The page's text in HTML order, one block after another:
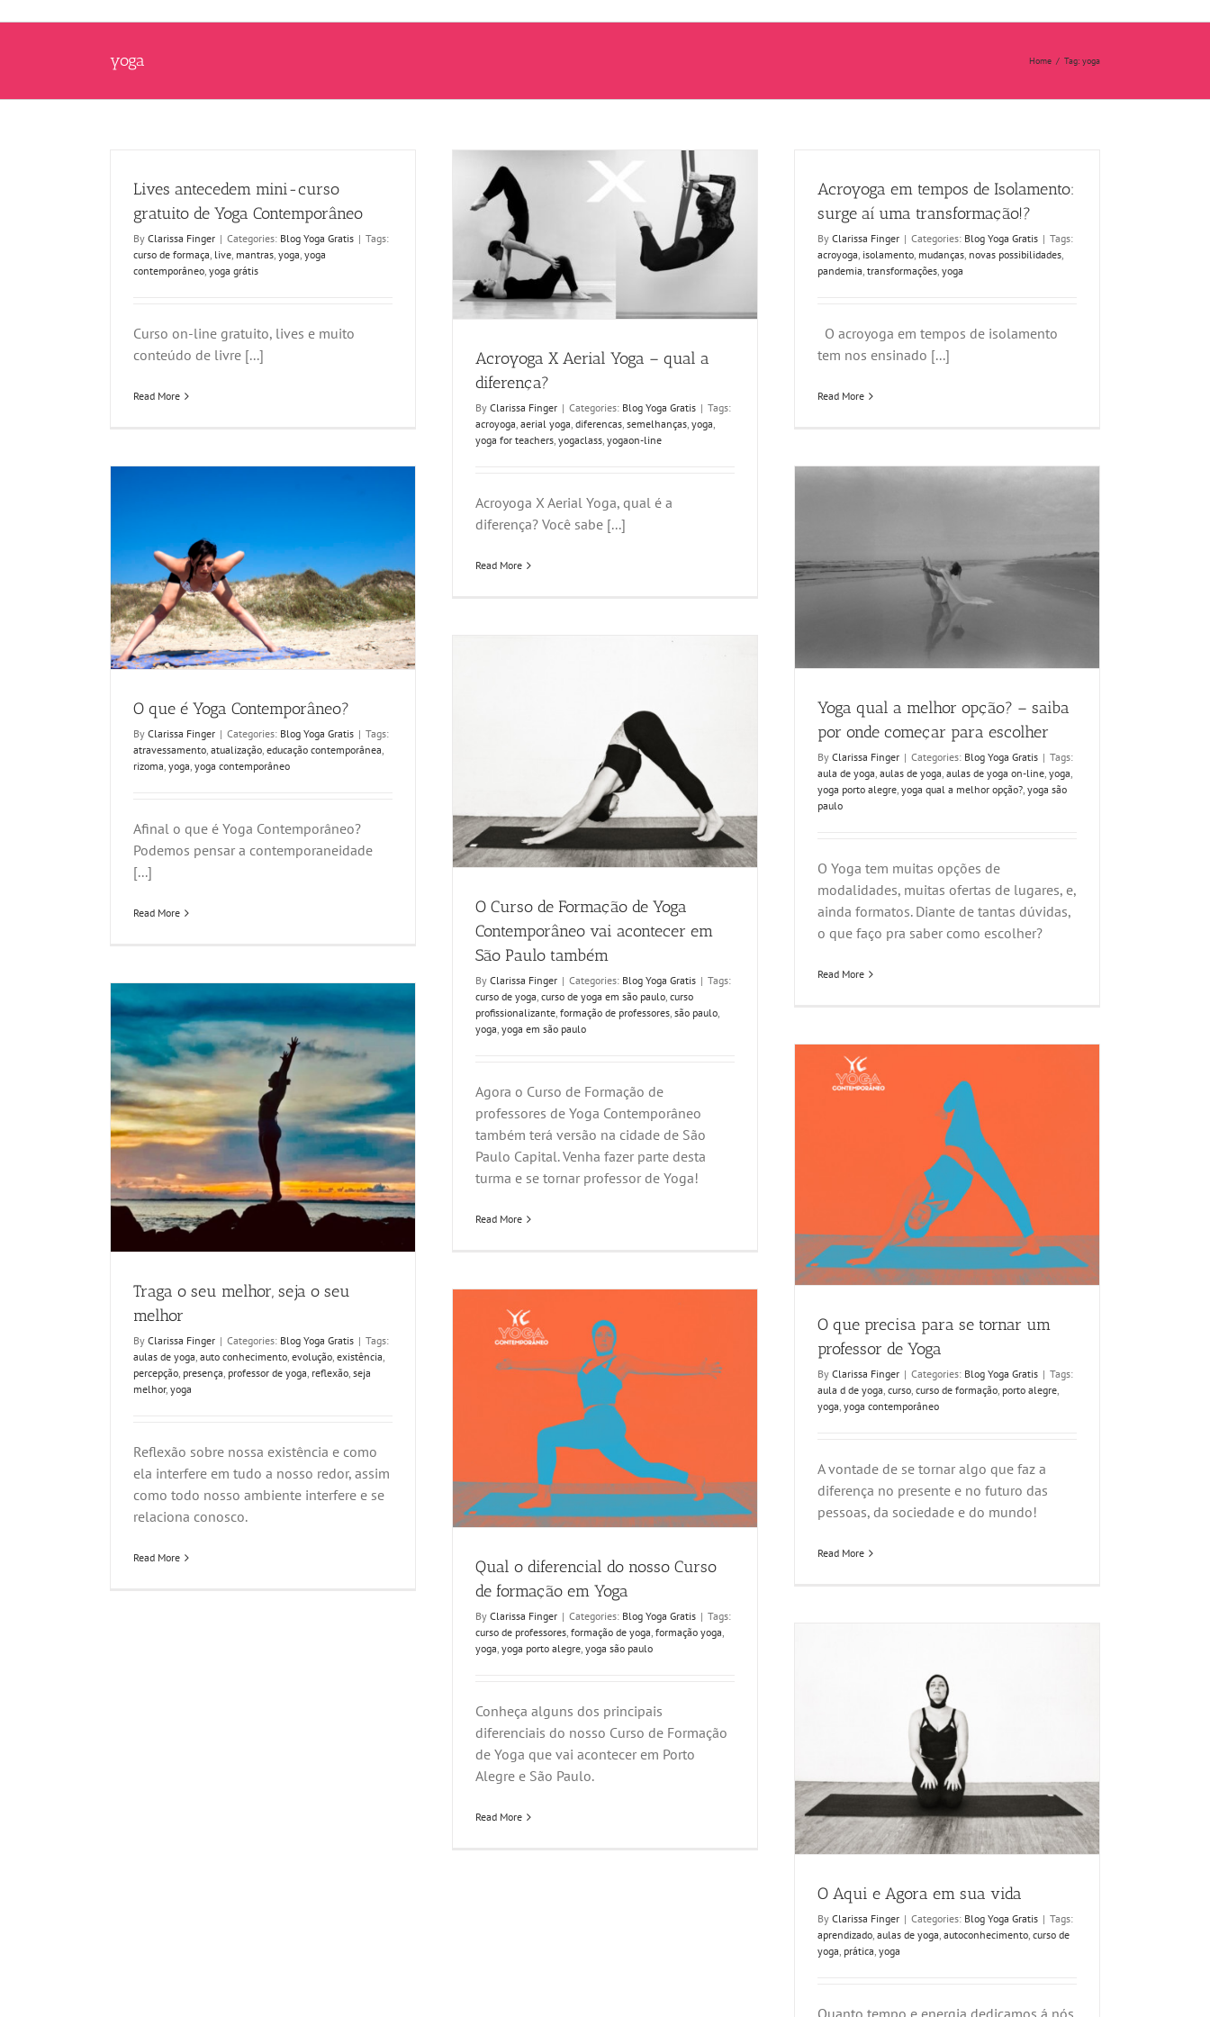
yoga Home / Tag: yoga
Lives antecedem mini-curso
gratuito de Yoga Contemporâneo
By Clarissa Finger | Categories: Blog Yoga Gratis | Tags:
curso de formaça, live, mantras, yoga, yoga
contemporâneo, yoga grátis
Curso on-line gratuito, lives e muito
conteúdo de livre [...]
Read More
Acroyoga X Aerial Yoga – qual a
diferença?
By Clarissa Finger | Categories: Blog Yoga Gratis | Tags:
acroyoga aerial yoga diferencas semelhanças yoga
yoga for teachers yogaclass yogaon-line
Acroyoga X Aerial Yoga, qual é a
diferença? Você sabe [...]
Read More
Acroyoga em tempos de Isolamento:
surge aí uma transformação!?
By Clarissa Finger | Categories: Blog Yoga Gratis | Tags:
acroyoga, isolamento, mudanças, novas possibilidades,
pandemia, transformações, yoga
O acroyoga em tempos de isolamento
tem nos ensinado [...]
Read More
O que é Yoga Contemporâneo?
By Clarissa Finger | Categories: Blog Yoga Gratis | Tags:
atravessamento, atualização, educação contemporânea,
rizoma, yoga, yoga contemporâneo
Afinal o que é Yoga Contemporâneo?
Podemos pensar a contemporaneidade
[...]
Read More
Yoga qual a melhor opção? – saiba
por onde começar para escolher
By Clarissa Finger | Categories: Blog Yoga Gratis | Tags:
aula de yoga aulas de yoga aulas de yoga on-line yoga
yoga porto alegre yoga qual a melhor opção? yoga são
paulo
O Yoga tem muitas opções de
modalidades, muitas ofertas de lugares, e,
ainda formatos. Diante de tantas dúvidas,
o que faço pra saber como escolher?
Read More
O Curso de Formação de Yoga
Contemporâneo vai acontecer em
São Paulo também
By Clarissa Finger | Categories: Blog Yoga Gratis | Tags:
curso de yoga curso de yoga em são paulo curso
profissionalizante formação de professores são paulo
yoga yoga em são paulo
Agora o Curso de Formação de
professores de Yoga Contemporâneo
também terá versão na cidade de São
Paulo Capital. Venha fazer parte desta
turma e se tornar professor de Yoga!
Read More
Traga o seu melhor, seja o seu
melhor
By Clarissa Finger | Categories: Blog Yoga Gratis | Tags:
aulas de yoga, auto conhecimento, evolução, existência,
percepção, presença, professor de yoga, reflexão, seja
melhor, yoga
Reflexão sobre nossa existência e como
ela interfere em tudo a nosso redor, assim
como todo nosso ambiente interfere e se
relaciona conosco.
Read More
O que precisa para se tornar um
professor de Yoga
By Clarissa Finger | Categories: Blog Yoga Gratis | Tags:
aula d de yoga, curso, curso de formação, porto alegre,
yoga, yoga contemporâneo
A vontade de se tornar algo que faz a
diferença no presente e no futuro das
pessoas, da sociedade e do mundo!
Read More
Qual o diferencial do nosso Curso
de formação em Yoga
By Clarissa Finger | Categories: Blog Yoga Gratis | Tags:
curso de professores, formação de yoga, formação yoga,
yoga, yoga porto alegre, yoga são paulo
Conheça alguns dos principais
diferenciais do nosso Curso de Formação
de Yoga que vai acontecer em Porto
Alegre e São Paulo.
Read More
O Aqui e Agora em sua vida
By Clarissa Finger | Categories: Blog Yoga Gratis | Tags:
aprendizado, aulas de yoga, autoconhecimento, curso de
yoga, prática, yoga